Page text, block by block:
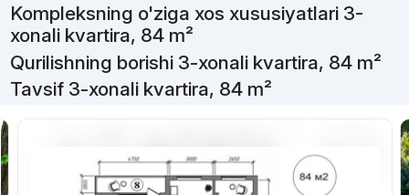
Kompleksning o'ziga xos xususiyatlari 3-
xonali kvartira, 84 m²
Qurilishning borishi 3-xonali kvartira, 84 m²
Tavsif 3-xonali kvartira, 84 m²